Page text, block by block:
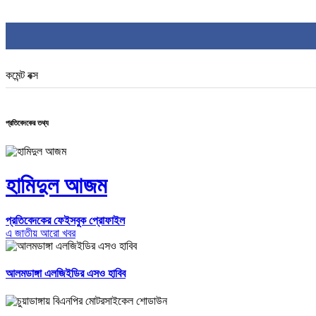
কমেন্ট বক্স
প্রতিবেদকের তথ্য
হামিদুল আজম
প্রতিবেদকের ফেইসবুক প্রোফাইল
এ জাতীয় আরো খবর
আলমডাঙ্গা এলজিইডির এসও হাবিব